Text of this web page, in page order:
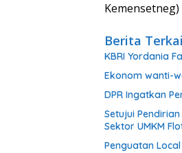
Kemensetneg)
Berita
KBRI Yordania
Ekonom wanti-
DPR Ingatkan
Setujui
Sektor UMKM
Penguatan